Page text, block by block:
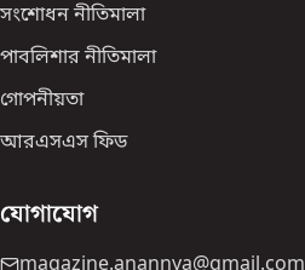
সংশোধন নীতিমালা
পাবলিশার নীতিমালা
গোপনীয়তা
আরএসএস ফিড
যোগাযোগ